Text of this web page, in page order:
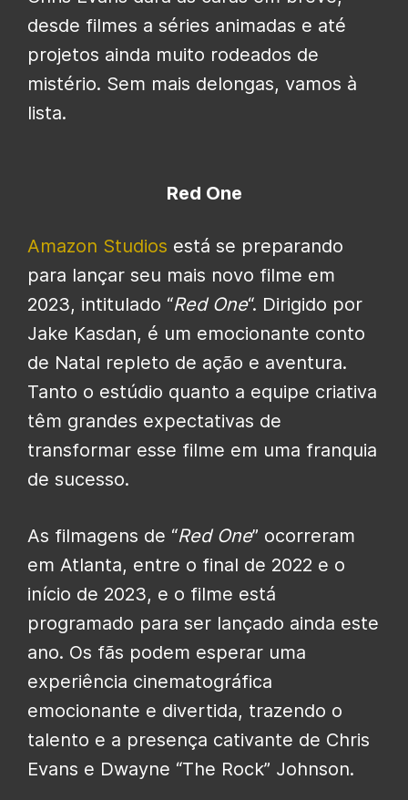
desde filmes a séries animadas e até
projetos ainda muito rodeados de
mistério. Sem mais delongas, vamos à
lista.
Red One
Amazon Studios está se preparando
para lançar seu mais novo filme em
2023, intitulado “Red One“. Dirigido por
Jake Kasdan, é um emocionante conto
de Natal repleto de ação e aventura.
Tanto o estúdio quanto a equipe criativa
têm grandes expectativas de
transformar esse filme em uma franquia
de sucesso.
As filmagens de “Red One” ocorreram
em Atlanta, entre o final de 2022 e o
início de 2023, e o filme está
programado para ser lançado ainda este
ano. Os fãs podem esperar uma
experiência cinematográfica
emocionante e divertida, trazendo o
talento e a presença cativante de Chris
Evans e Dwayne “The Rock” Johnson.